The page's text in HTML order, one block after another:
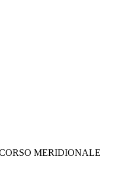
MERIDIONALE